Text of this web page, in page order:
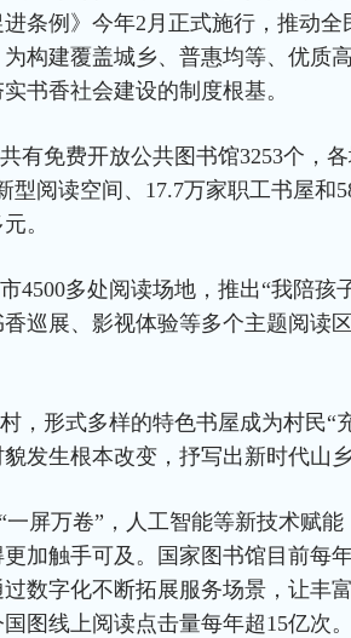
条例》今年2月正式施行，推动
构建覆盖城乡、普惠均等、优质
书香社会建设的制度根基。
有免费开放公共图书馆3253个，
型阅读空间、17.7万家职工书屋和
。
4500多处阅读场地，推出“我陪孩
巡展、影视体验等多个主题阅读
，形式多样的特色书屋成为村民“
发生根本改变，抒写出新时代山乡
一屏万卷”，人工智能等新技术赋
加触手可及。国家图书馆目前每
数字化不断拓展服务场景，让丰
图线上阅读点击量每年超15亿次。